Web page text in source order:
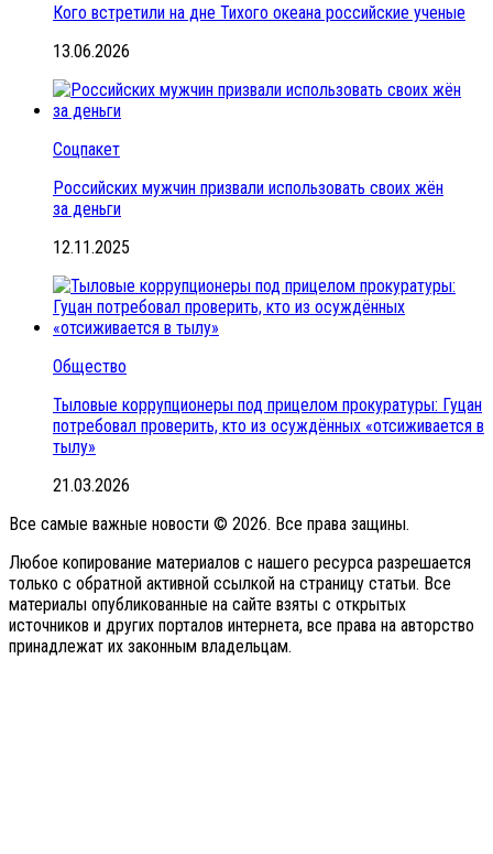
Кого встретили на дне Тихого океана российские ученые
13.06.2026
Соцпакет
Российских мужчин призвали использовать своих жён
за деньги
12.11.2025
Общество
Тыловые коррупционеры под прицелом прокуратуры: Гуцан
потребовал проверить, кто из осуждённых «отсиживается в
тылу»
21.03.2026
Все самые важные новости © 2026. Все права защины.
Любое копирование материалов с нашего ресурса разрешается
только с обратной активной ссылкой на страницу статьи. Все
материалы опубликованные на сайте взяты с открытых
источников и других порталов интернета, все права на авторство
принадлежат их законным владельцам.